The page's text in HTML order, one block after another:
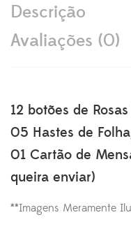
Descrição
Avaliações (0)
12 botões de
05 Hastes de
01 Cartão de
queira enviar)
**Imagens Meramente